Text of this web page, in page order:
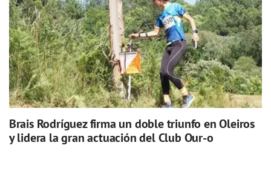
Brais Rodríguez firma un doble triunfo en Oleiros
y lidera la gran actuación del Club Our-o